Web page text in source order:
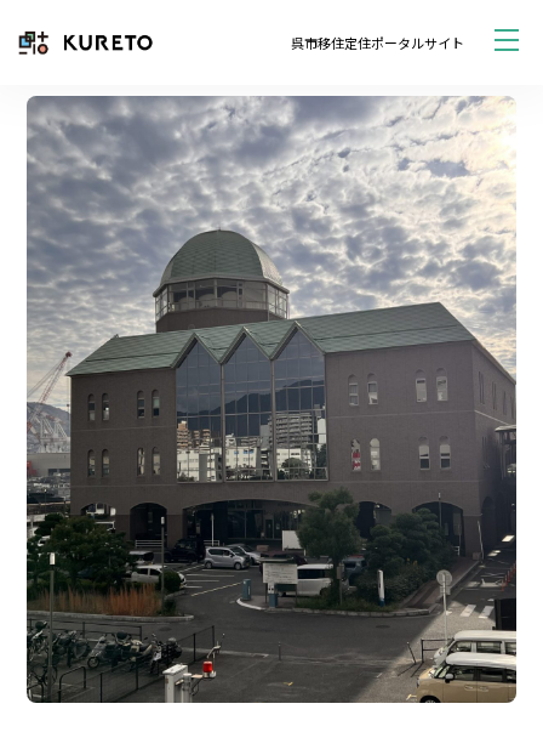
呉市移住定住ポータルサイト